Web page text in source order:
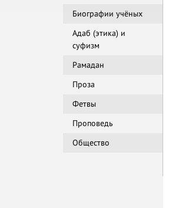
Биографии учёных
Адаб (этика) и
суфизм
Рамадан
Проза
Фетвы
Проповедь
Общество